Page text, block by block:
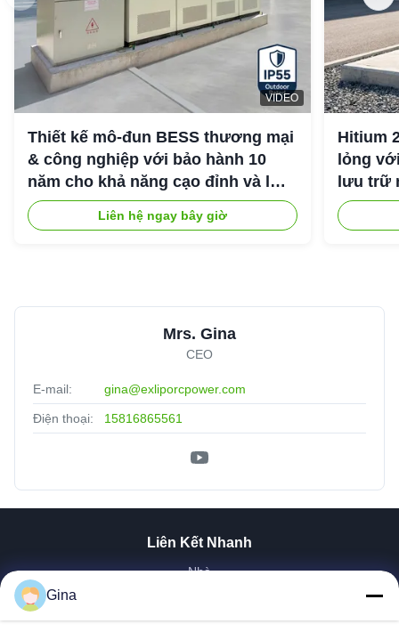
VIDEO
Thiết kế mô-đun BESS thương mại
& công nghiệp với bảo hành 10
năm cho khả năng cạo đỉnh và lưu
trữ năng lượng công nghiệp
Liên hệ ngay bây giờ
Hitium
lỏng
lưu trữ
Mrs. Gina
CEO
E-mail: gina@exliporcpower.com
Điện thoại: 15816865561
Liên Kết Nhanh
Nhà
Sản Phẩm
Gina